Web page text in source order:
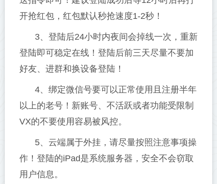
开抢红包，红包默认秒抢速度1-2秒！
3、登陆后24小时内夜间会掉线一次，重新
登陆即可稳定在线！登陆后前三天尽量不要加
好友、进群和换设备登陆！
4、绑定微信号要可以正常使用且注册半年
以上的老号！新账号、不活跃或者功能受限制
VX的不要使用容易被风控。
5、云端属于外挂，请尽量按照注意事项操
作！登陆的iPad是系统服务器，安全不会窃取
用户信息。